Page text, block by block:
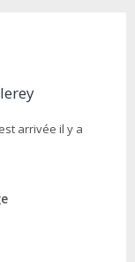
arrivée il y a